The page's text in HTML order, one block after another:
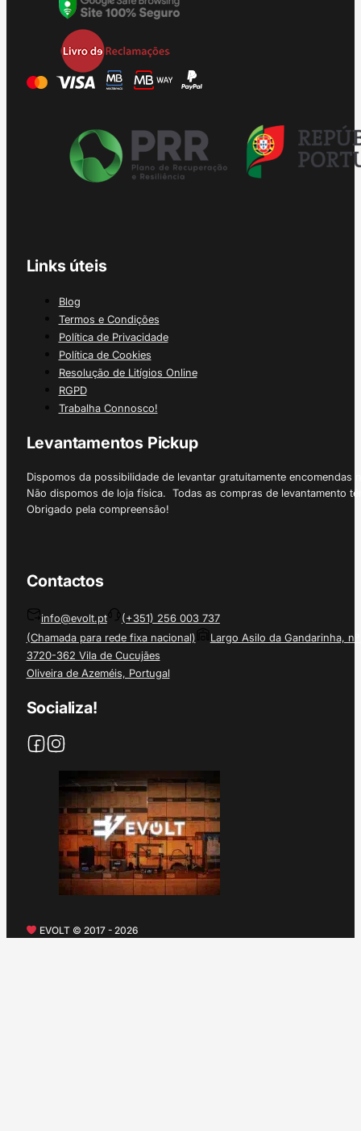
Links úteis
Blog
Termos e Condições
Política de Privacidade
Política de Cookies
Resolução de Litígios Online
RGPD
Trabalha Connosco!
Levantamentos Pickup
Dispomos da possibilidade de levantar gratuitamente
Não dispomos de loja física. Todas as compras de levantamento
Obrigado pela compreensão!
Contactos
info@evolt.pt
(+351) 256 003 737
(Chamada para rede fixa nacional)
Largo Asilo da Gandarinha, nº
3720-362 Vila de Cucujães
Oliveira de Azeméis, Portugal
Socializa!
EVOLT © 2017 - 2026